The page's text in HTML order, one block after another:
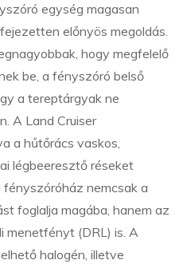
egység magasan
előnyös megoldás.
hogy megfelelő
be, a fényszóró belső
a tereptárgyak ne
A Land Cruiser
a hűtőrács vaskos,
légbeeresztő réseket
nemcsak a
foglalja magába, hanem az
menetfényt (DRL) is. A
halogén, illetve